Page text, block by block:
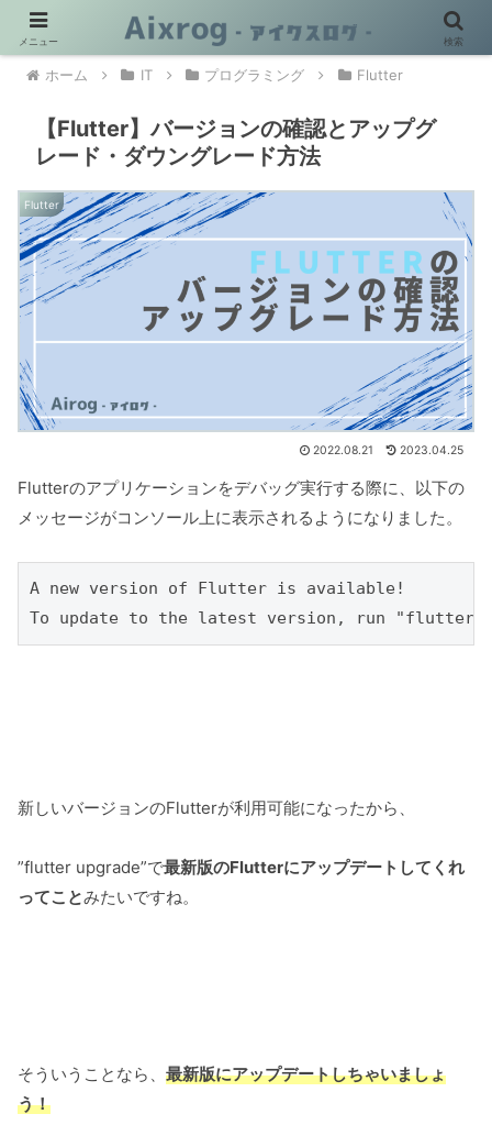
ホーム IT プログラミング Flutter
【Flutter】バージョンの確認とアップグ
レード・ダウングレード方法
Flutter
2022.08.21 2023.04.25
Flutterのアプリケーションをデバッグ実行する際に、以下の
メッセージがコンソール上に表示されるようになりました。
A new version of Flutter is available!
To update to the latest version, run "flutter
新しいバージョンのFlutterが利用可能になったから、
”flutter upgrade”で最新版のFlutterにアップデートしてくれ
ってことみたいですね。
そういうことなら、 最新版にアップデートしちゃいましょ
う！
メニュー 検索